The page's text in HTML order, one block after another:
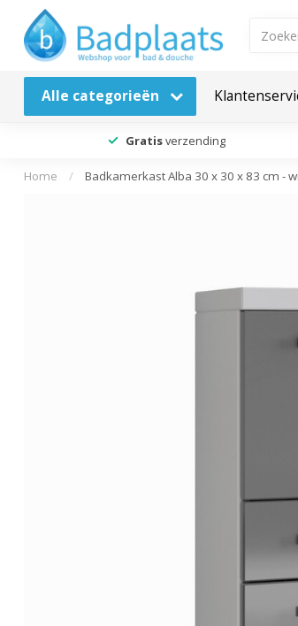
Alle categorieën
Gratisverzending
Home / Badkamerkast Alba 30 x 30 x 83 cm -